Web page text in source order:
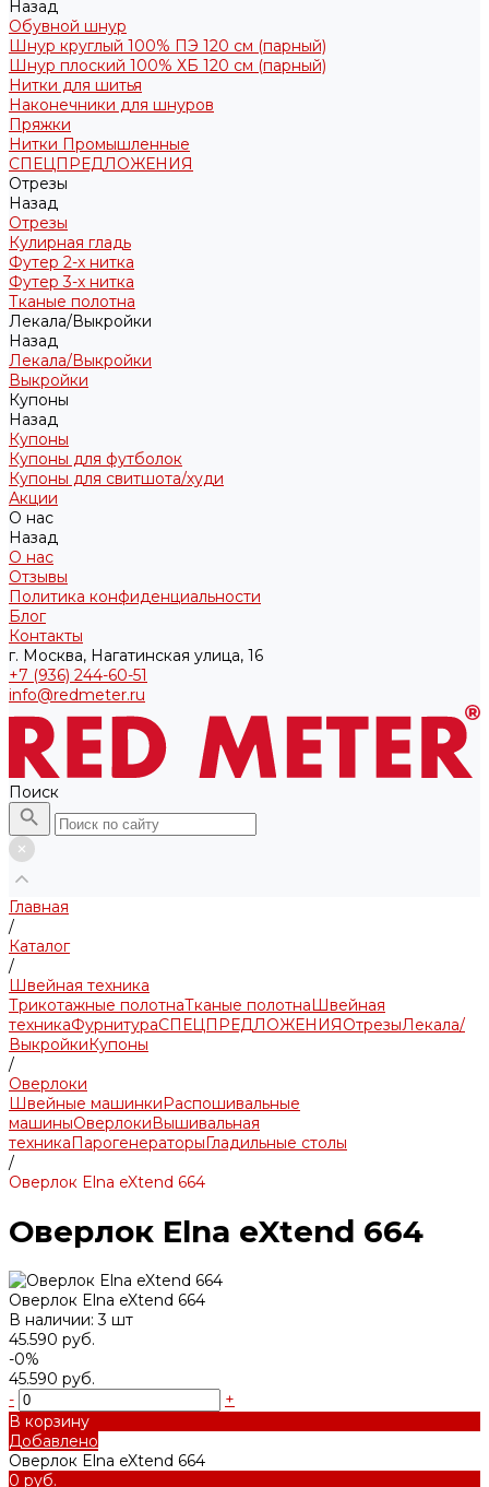
Назад
Обувной шнур
Шнур круглый 100% ПЭ 120 см (парный)
Шнур плоский 100% ХБ 120 см (парный)
Нитки для шитья
Наконечники для шнуров
Пряжки
Нитки Промышленные
СПЕЦПРЕДЛОЖЕНИЯ
Отрезы
Назад
Отрезы
Кулирная гладь
Футер 2-х нитка
Футер 3-х нитка
Тканые полотна
Лекала/Выкройки
Назад
Лекала/Выкройки
Выкройки
Купоны
Назад
Купоны
Купоны для футболок
Купоны для свитшота/худи
Акции
О нас
Назад
О нас
Отзывы
Политика конфиденциальности
Блог
Контакты
г. Москва, Нагатинская улица, 16
+7 (936) 244-60-51
info@redmeter.ru
Поиск
Главная
/
Каталог
/
Швейная техника
Трикотажные полотнаТканые полотнаШвейная
техникаФурнитураСПЕЦПРЕДЛОЖЕНИЯОтрезыЛекала/
ВыкройкиКупоны
/
Оверлоки
Швейные машинкиРаспошивальные
машиныОверлокиВышивальная
техникаПарогенераторыГладильные столы
/
Оверлок Elna eXtend 664
Оверлок Elna eXtend 664
Оверлок Elna eXtend 664
В наличии: 3 шт
45.590 руб.
-0%
45.590 руб.
-
+
В корзину
Добавлено
Оверлок Elna eXtend 664
0 руб.